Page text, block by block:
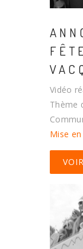
Vidéo
Thème
Mise